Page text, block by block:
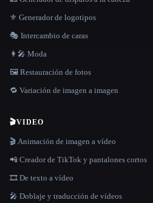
⚜️ Generador de logotipos
🎭 Intercambio de caras
👩‍🎤 Moda
🖼️ Restauración de fotos
🔁 Variación de imagen a imagen
🎬VIDEO
🎬 Animación de imagen a vídeo
📲 Creador de TikTok y pantalones cortos
🎞️ De texto a vídeo
🎤 Doblaje y traducción de vídeos